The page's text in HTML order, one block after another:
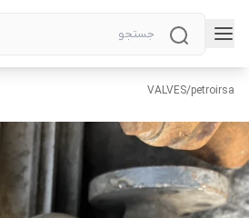
petroirsa
/
VALVES